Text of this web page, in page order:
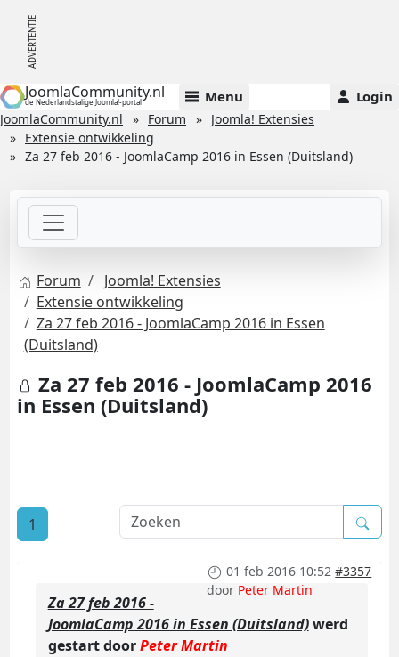
JoomlaCommunity.nl
de Nederlandstalige Joomla!-portal Menu Login
JoomlaCommunity.nl Forum
Joomla! Extensies
Extensie ontwikkeling
Za 27 feb 2016 - JoomlaCamp 2016 in Essen (Duitsland)
Forum
Joomla! Extensies
Extensie ontwikkeling
Za 27 feb 2016 - JoomlaCamp 2016 in Essen
(Duitsland)
Za 27 feb 2016 - JoomlaCamp 2016
in Essen (Duitsland)
1
01 feb 2016 10:52 #3357
door Peter Martin
Za 27 feb 2016 -
JoomlaCamp 2016 in Essen (Duitsland)werd
gestart doorPeter Martin